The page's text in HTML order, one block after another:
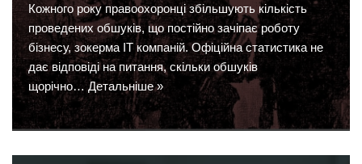
Кожного року правоохоронці збільшують кількість
проведених обшуків, що постійно зачіпає роботу
бізнесу, зокерма ІТ компаній. Офіційна статистика не
дає відповіді на питання, скільки обшуків
щорічно…Детальніше »